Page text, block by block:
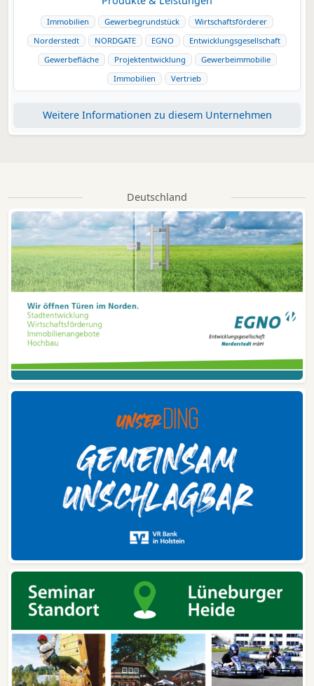
Immobilien Gewerbegrundstück
Wirtschaftsförderer
Norderstedt
NORDGATE EGNO
Entwicklungsgesellschaft
Gewerbefläche
Projektentwicklung
Gewerbeimmobilie
Immobilien
Vertrieb
Weitere Informationen zu diesem Unternehmen
Deutschland